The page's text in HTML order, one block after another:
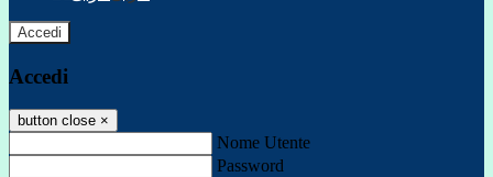
Accedi
Accedi
button close ×
Nome Utente
Password